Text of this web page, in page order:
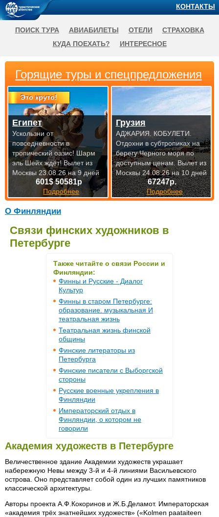
О Финляндии
Связи финских художников в
Петербурге
Также читайте о связи России и
Финляндии:
Финны и Русские - Диалог
Культур
Финны в старом Петербурге:
образование. музыкальная И
театральная жизнь
Театральная жизнь финской
общины
Финские литераторы из
Петербурга
Финские писатели с Выборгской
стороны
Русские военные укрепления в
Финляндии
Императорский отдых в
Финляндии, о котором не
говорили
Академия художеств в Петербурге
Величественное здание Академии художеств украшает
набережную Невы между 3-й и 4-й линиями Васильевского
острова. Оно представляет собой один из лучших памятников
классической архитектуры.
Авторы проекта А.Ф.Кокоринов и Ж.Б.Деламот. Императорская
«академия трёх знатнейших художеств» («Kolmen paataiteen
Горящие туры и спецпредложения
Это круто!
601$ 50581р
Подробнее
Египет
Ускользни от
повседневности в
тропический оазис! Шарм
эль Шейх ждёт!Вылет из
Москвы 23.08.26 на 9 дней
67247р.
Подробнее
Грузия
АДЖАРИЯ. КОБУЛЕТИ.
Отдохни в субтропиках на
берегу Черного моря по
доступнымценам. Вылет из
Москвы 24.08.26 на 10 дней
КОНТАКТЫ
ПОИСК ТУРА АВИАБИЛЕТЫ ОТЕЛИ
СТРАХОВКА
КУДА ПОЕХАТЬ?
ИНТЕРЕСНОЕ